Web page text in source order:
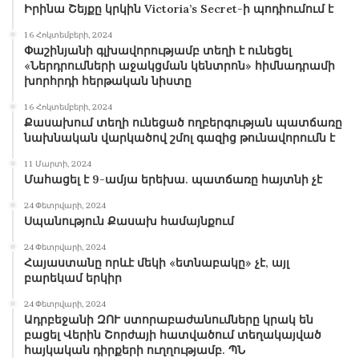
Իրինա Շեյքը կրկին Victoria’s Secret-ի պոդիումում է
16 Հոկտեմբերի, 2024
Փաշինյանի գլխավորությամբ տեղի է ունեցել
«Ներդրումների աջակցման կենտրոն» հիմնադրամի
խորհրդի հերթական նիստը
16 Հոկտեմբերի, 2024
Քասախում տեղի ունեցած ողբերգության պատճառը
նախնական վարկածով շմոլ գազից թունավորումն է
11 Մարտի, 2024
Մահացել է 9-ամյա երեխա. պատճառը հայտնի չէ
24 Փետրվարի, 2024
Սպանություն Քասախ համայնքում
24 Փետրվարի, 2024
Հայաստանը որևէ մեկի «ետնաբակը» չէ, այլ
բարեկամ երկիր
24 Փետրվարի, 2024
Ադրբեջանի ԶՈՒ ստորաբաժանումները կրակ են
բացել Վերին Շորժայի հատվածում տեղակայված
հայկական դիրքերի ուղղությամբ. ՊՆ